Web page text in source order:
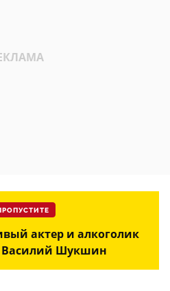
актер и алкоголик
Василий Шукшин